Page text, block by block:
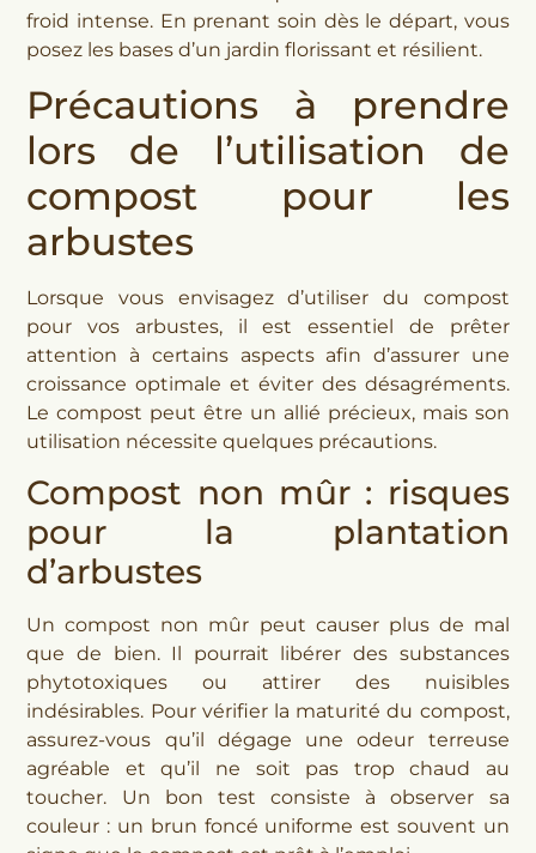
froid intense. En prenant soin dès le départ, vous
posez les bases d’un jardin florissant et résilient.
Précautions à prendre
lors de l’utilisation de
compost pour les
arbustes
Lorsque vous envisagez d’utiliser du compost
pour vos arbustes, il est essentiel de prêter
attention à certains aspects afin d’assurer une
croissance optimale et éviter des désagréments.
Le compost peut être un allié précieux, mais son
utilisation nécessite quelques précautions.
Compost non mûr : risques
pour la plantation
d’arbustes
Un compost non mûr peut causer plus de mal
que de bien. Il pourrait libérer des substances
phytotoxiques ou attirer des nuisibles
indésirables. Pour vérifier la maturité du compost,
assurez-vous qu’il dégage une odeur terreuse
agréable et qu’il ne soit pas trop chaud au
toucher. Un bon test consiste à observer sa
couleur : un brun foncé uniforme est souvent un